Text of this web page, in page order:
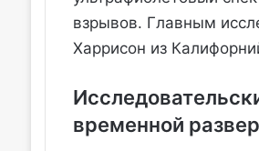
взрывов. Главным
Харрисон из
временной